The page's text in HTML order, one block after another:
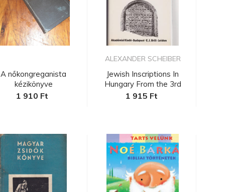
A nőkongreganista
kézikönyve
1 910 Ft
ALEXANDER SCHEIBER
Jewish Inscriptions In
Hungary From the 3rd
Cen...
1 915 Ft